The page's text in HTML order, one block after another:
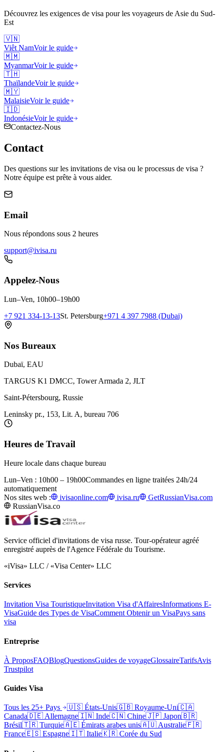
Découvrez les exigences de visa pour les voyageurs de Asie du Sud-
Est
🇻🇳
Viêt NamVoir le guide
🇲🇲
MyanmarVoir le guide
🇹🇭
ThaïlandeVoir le guide
🇲🇾
MalaisieVoir le guide
🇮🇩
IndonésieVoir le guide
Contactez-Nous
Contact
Des questions sur les invitations de visa ou le processus de visa ?
Notre équipe est prête à vous aider.
Email
Nous répondons sous 2 heures
support@ivisa.ru
Appelez-Nous
Lun–Ven, 10h00–19h00
+7 921 334-13-13St. Petersburg+971 4 397 7988 (Dubai)
Nos Bureaux
Dubaï, EAU
TARGUS K1 DMCC, Tower Armada 2, JLT
Saint-Pétersbourg, Russie
Leninsky pr., 153, Lit. A, bureau 706
Heures de Travail
Heure locale dans chaque bureau
Lun–Ven : 10h00 – 19h00Commandes en ligne traitées 24h/24
automatiquement
Nos sites web :
ivisaonline.com ivisa.ru
GetRussianVisa.com
RussianVisa.co
Service officiel d'invitations de visa russe. Tour-opérateur agréé
enregistré auprès de l'Agence Fédérale du Tourisme.
«iVisa» LLC / «Visa Center» LLC
Services
Invitation Visa TouristiqueInvitation Visa d'AffairesInformations E-
VisaGuide des Types de VisaComment Obtenir un VisaPays sans
visa
Entreprise
À ProposFAQBlogQuestionsGuides de voyageGlossaireTarifsAvis
Trustpilot
Guides Visa
Tous les 25+ Pays 🇺🇸 États-Unis🇬🇧 Royaume-Uni🇨🇦
Canada🇩🇪 Allemagne🇮🇳 Inde🇨🇳 Chine🇯🇵 Japon🇧🇷
Brésil🇹🇷 Turquie🇦🇪 Émirats arabes unis🇦🇺 Australie🇫🇷
France🇪🇸 Espagne🇮🇹 Italie🇰🇷 Corée du Sud